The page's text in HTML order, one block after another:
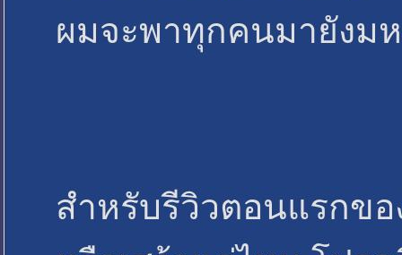
ผมจะพาทุกคนมายังมห
สำหรับรีวิวตอนแรกขอ